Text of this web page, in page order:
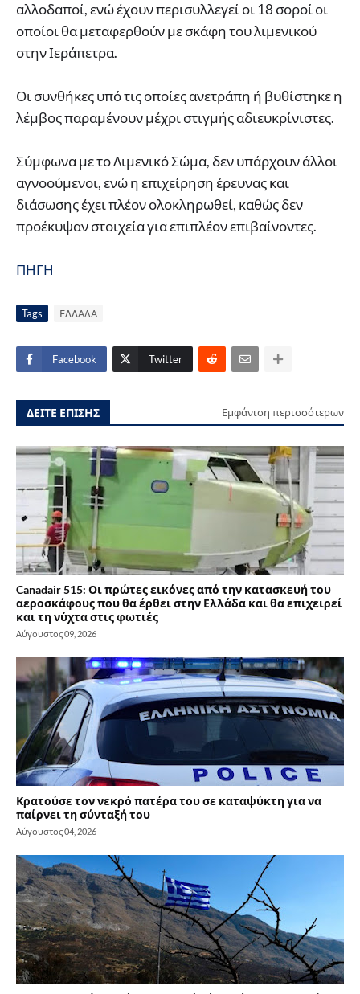
αλλοδαποί, ενώ έχουν περισυλλεγεί οι 18 σοροί οι
οποίοι θα μεταφερθούν με σκάφη του λιμενικού
στην Ιεράπετρα.
Οι συνθήκες υπό τις οποίες ανετράπη ή βυθίστηκε η
λέμβος παραμένουν μέχρι στιγμής αδιευκρίνιστες.
Σύμφωνα με το Λιμενικό Σώμα, δεν υπάρχουν άλλοι
αγνοούμενοι, ενώ η επιχείρηση έρευνας και
διάσωσης έχει πλέον ολοκληρωθεί, καθώς δεν
προέκυψαν στοιχεία για επιπλέον επιβαίνοντες.
ΠΗΓΗ
Tags ΕΛΛΑΔΑ
Facebook Twitter
ΔΕΙΤΕ ΕΠΙΣΗΣ Εμφάνιση περισσότερων
Canadair 515: Οι πρώτες εικόνες από την κατασκευή του
αεροσκάφους που θα έρθει στην Ελλάδα και θα επιχειρεί
και τη νύχτα στις φωτιές
Αύγουστος 09, 2026
Κρατούσε τον νεκρό πατέρα του σε καταψύκτη για να
παίρνει τη σύνταξή του
Αύγουστος 04, 2026